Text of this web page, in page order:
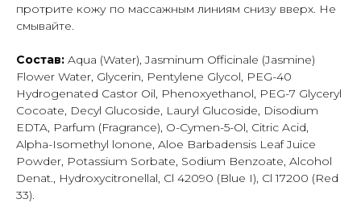
протрите кожу по массажным линиям снизу вверх. Не
смывайте.
Состав: Aqua (Water), Jasminum Officinale (Jasmine)
Flower Water, Glycerin, Pentylene Glycol, PEG-40
Hydrogenated Castor Oil, Phenoxyethanol, PEG-7 Glyceryl
Cocoate, Decyl Glucoside, Lauryl Glucoside, Disodium
EDTA, Parfum (Fragrance), O-Cymen-5-Ol, Citric Acid,
Alpha-Isomethyl lonone, Aloe Barbadensis Leaf Juice
Powder, Potassium Sorbate, Sodium Benzoate, Alcohol
Denat., Hydroxycitronellal, Cl 42090 (Blue I), Cl 17200 (Red
33).